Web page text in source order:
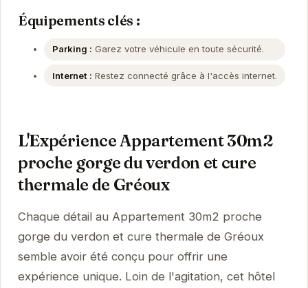
Équipements clés :
Parking : Garez votre véhicule en toute sécurité.
Internet : Restez connecté grâce à l'accès internet.
L'Expérience Appartement 30m2
proche gorge du verdon et cure
thermale de Gréoux
Chaque détail au Appartement 30m2 proche
gorge du verdon et cure thermale de Gréoux
semble avoir été conçu pour offrir une
expérience unique. Loin de l'agitation, cet hôtel